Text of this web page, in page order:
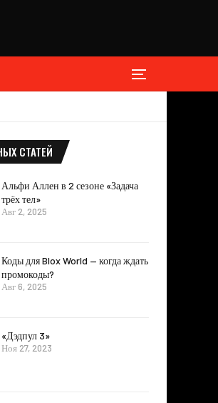
СТАТЕЙ
Альфи Аллен в 2 сезоне «Задача
трёх тел»
Авг 2, 2025
Коды для Blox World — когда ждать
промокоды?
Авг 6, 2025
«Дэдпул 3»
Ноя 27, 2023